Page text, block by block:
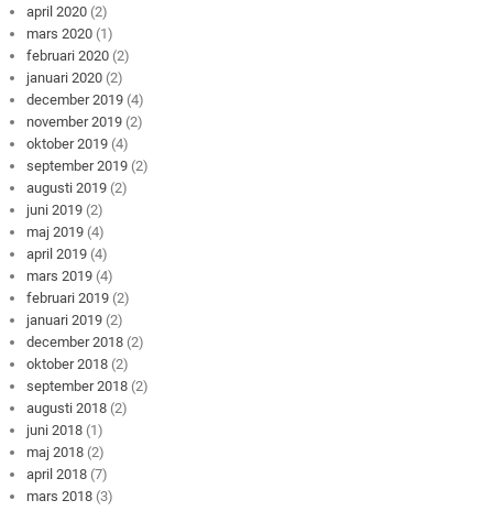
april 2020 (2)
mars 2020 (1)
februari 2020 (2)
januari 2020 (2)
december 2019 (4)
november 2019 (2)
oktober 2019 (4)
september 2019 (2)
augusti 2019 (2)
juni 2019 (2)
maj 2019 (4)
april 2019 (4)
mars 2019 (4)
februari 2019 (2)
januari 2019 (2)
december 2018 (2)
oktober 2018 (2)
september 2018 (2)
augusti 2018 (2)
juni 2018 (1)
maj 2018 (2)
april 2018 (7)
mars 2018 (3)